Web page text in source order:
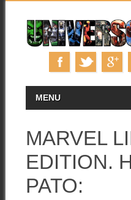
MAIN MENU
MENU
MARVEL
EDITION.
PATO: